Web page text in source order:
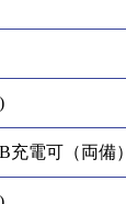
充電可（両備）